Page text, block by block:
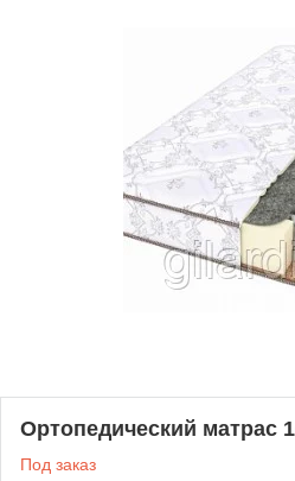
Ортопедический матрас
Под заказ